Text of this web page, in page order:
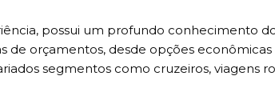
possui um profundo conhecimento
de orçamentos, desde opções
segmentos como cruzeiros, viagens